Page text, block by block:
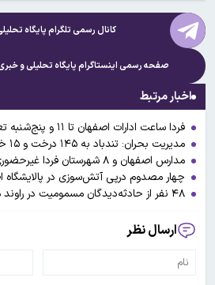
کانال رسمی تلگرام پایگاه
صفحه رسمی اینستاگرام پایگاه تحلیلی و
اخبار مرتبط
فردا ساعت ادارات اصفهان تا ۱۱ و پنج‌شنبه تعطیل شد
مدیریت بحران: تندباد به ۱۴۵ درخت و ۱۵ خودرو در اصفهان آسیب زد
مدارس اصفهان و ۸ شهرستان فردا غیرحضوری شد
چهار مصدوم درپی آتش‌سوزی در پالایشگاه
۴۸ نفر از حادثه‌دیدگان مسمومیت در راوند مرخص شدند
ارسال نظر